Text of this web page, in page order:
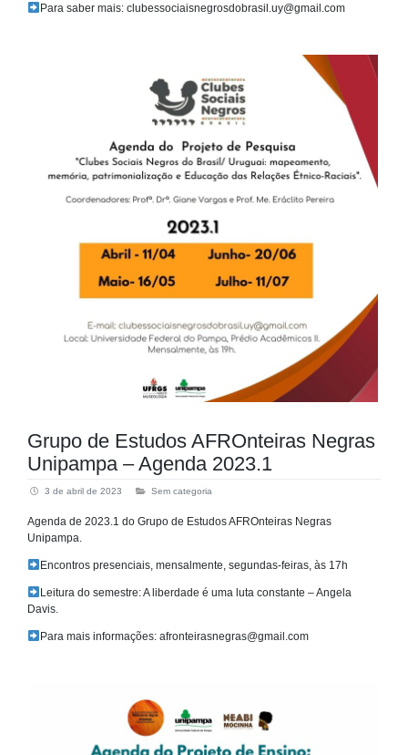
Para saber mais: clubessociaisnegrosdobrasil.uy@gmail.com
Grupo de Estudos AFROnteiras Negras
Unipampa – Agenda 2023.1
3 de abril de 2023 Sem categoria
Agenda de 2023.1 do Grupo de Estudos AFROnteiras Negras
Unipampa.
Encontros presenciais, mensalmente, segundas-feiras, às 17h
Leitura do semestre: A liberdade é uma luta constante – Angela
Davis.
Para mais informações: afronteirasnegras@gmail.com